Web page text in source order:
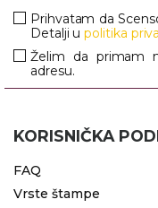
Prihvatam da
Detalji upolitika
Želim da primam
adresu.
KORISNIČKA
FAQ
Vrste štampe